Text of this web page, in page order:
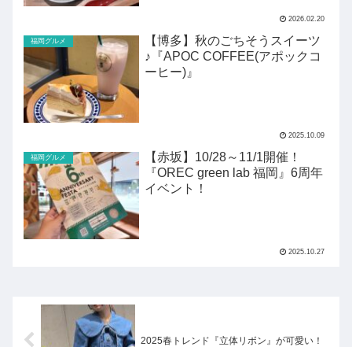
2026.02.20
福岡グルメ
【博多】秋のごちそうスイーツ
♪『APOC COFFEE(アポックコ
ーヒー)』
2025.10.09
福岡グルメ
【赤坂】10/28～11/1開催！
『OREC green lab 福岡』6周年
イベント！
2025.10.27
2025春トレンド『立体リボン』が可愛い！